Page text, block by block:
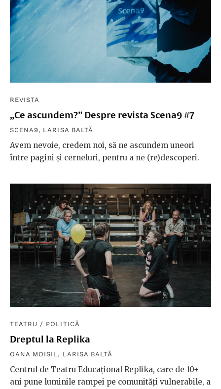
REVISTA
„Ce ascundem?” Despre revista Scena9 #7
SCENA9, LARISA BALTĂ
Avem nevoie, credem noi, să ne ascundem uneori
între pagini și cerneluri, pentru a ne (re)descoperi.
TEATRU / POLITICĂ
Dreptul la Replika
OANA MOISIL, LARISA BALTĂ
Centrul de Teatru Educațional Replika, care de 10+
ani pune luminile rampei pe comunități vulnerabile, a